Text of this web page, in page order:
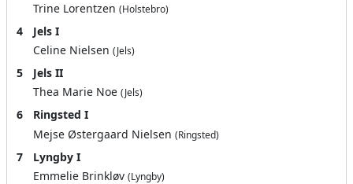
Trine Lorentzen (Holstebro)
4
Jels I
Celine Nielsen (Jels)
5
Jels II
Thea Marie Noe (Jels)
6
Ringsted I
Mejse Østergaard Nielsen (Ringsted)
7
Lyngby I
Emmelie Brinkløv (Lyngby)